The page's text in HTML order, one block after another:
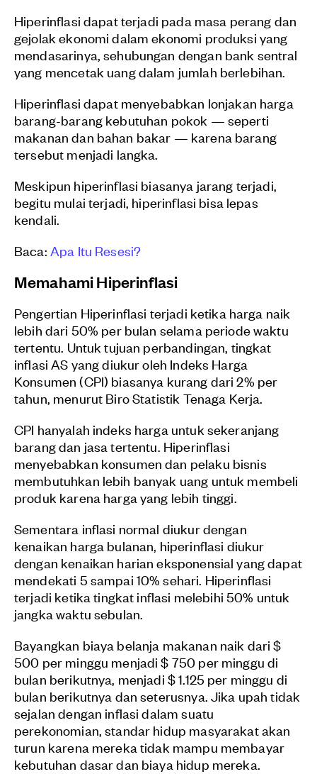
Hiperinflasi dapat terjadi pada masa perang dan
gejolak ekonomi dalam ekonomi produksi yang
mendasarinya, sehubungan dengan bank sentral
yang mencetak uang dalam jumlah berlebihan.
Hiperinflasi dapat menyebabkan lonjakan harga
barang-barang kebutuhan pokok — seperti
makanan dan bahan bakar — karena barang
tersebut menjadi langka.
Meskipun hiperinflasi biasanya jarang terjadi,
begitu mulai terjadi, hiperinflasi bisa lepas
kendali.
Baca: Apa Itu Resesi?
Memahami Hiperinflasi
Pengertian Hiperinflasi terjadi ketika harga naik
lebih dari 50% per bulan selama periode waktu
tertentu. Untuk tujuan perbandingan, tingkat
inflasi AS yang diukur oleh Indeks Harga
Konsumen (CPI) biasanya kurang dari 2% per
tahun, menurut Biro Statistik Tenaga Kerja.
CPI hanyalah indeks harga untuk sekeranjang
barang dan jasa tertentu. Hiperinflasi
menyebabkan konsumen dan pelaku bisnis
membutuhkan lebih banyak uang untuk membeli
produk karena harga yang lebih tinggi.
Sementara inflasi normal diukur dengan
kenaikan harga bulanan, hiperinflasi diukur
dengan kenaikan harian eksponensial yang dapat
mendekati 5 sampai 10% sehari. Hiperinflasi
terjadi ketika tingkat inflasi melebihi 50% untuk
jangka waktu sebulan.
Bayangkan biaya belanja makanan naik dari $
500 per minggu menjadi $ 750 per minggu di
bulan berikutnya, menjadi $ 1.125 per minggu di
bulan berikutnya dan seterusnya. Jika upah tidak
sejalan dengan inflasi dalam suatu
perekonomian, standar hidup masyarakat akan
turun karena mereka tidak mampu membayar
kebutuhan dasar dan biaya hidup mereka.